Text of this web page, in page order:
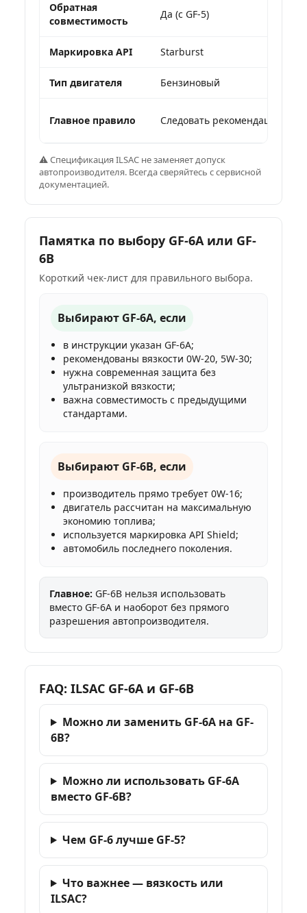
Обратная
совместимость
Да (с GF-5)
Маркировка API Starburst
Тип двигателя Бензиновый
Главное правило Следовать рекомендациям
⚠️ Спецификация ILSAC не заменяет допуск
автопроизводителя. Всегда сверяйтесь с сервисной
документацией.
Памятка по выбору GF-6A или GF-
6B
Короткий чек-лист для правильного выбора.
Выбирают GF-6A, если
в инструкции указан GF-6A;
рекомендованы вязкости 0W-20, 5W-30;
нужна современная защита без
ультранизкой вязкости;
важна совместимость с предыдущими
стандартами.
Выбирают GF-6B, если
производитель прямо требует 0W-16;
двигатель рассчитан на максимальную
экономию топлива;
используется маркировка API Shield;
автомобиль последнего поколения.
Главное: GF-6B нельзя использовать
вместо GF-6A и наоборот без прямого
разрешения автопроизводителя.
FAQ: ILSAC GF-6A и GF-6B
Можно ли заменить GF-6A на GF-
6B?
Можно ли использовать GF-6A
вместо GF-6B?
Чем GF-6 лучше GF-5?
Что важнее — вязкость или
ILSAC?